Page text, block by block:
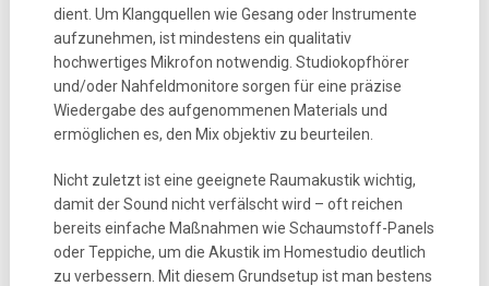
dient. Um Klangquellen wie Gesang oder Instrumente
aufzunehmen, ist mindestens ein qualitativ
hochwertiges Mikrofon notwendig. Studiokopfhörer
und/oder Nahfeldmonitore sorgen für eine präzise
Wiedergabe des aufgenommenen Materials und
ermöglichen es, den Mix objektiv zu beurteilen.
Nicht zuletzt ist eine geeignete Raumakustik wichtig,
damit der Sound nicht verfälscht wird – oft reichen
bereits einfache Maßnahmen wie Schaumstoff-Panels
oder Teppiche, um die Akustik im Homestudio deutlich
zu verbessern. Mit diesem Grundsetup ist man bestens